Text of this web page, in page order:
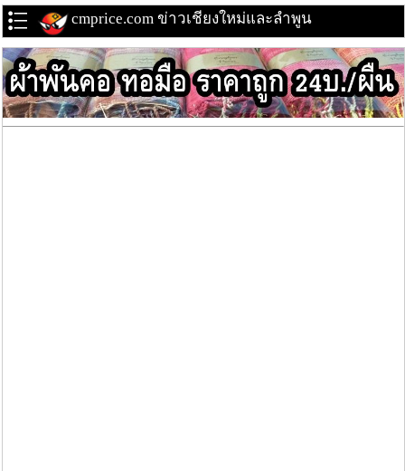
cmprice.com ข่าวเชียงใหม่และลำพูน